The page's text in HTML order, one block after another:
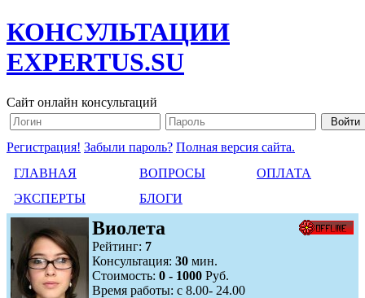
КОНСУЛЬТАЦИИ
EXPERTUS.SU
Сайт онлайн консультаций
Регистрация! Забыли пароль? Полная версия сайта.
ГЛАВНАЯ
ВОПРОСЫ
ОПЛАТА
ЭКСПЕРТЫ
БЛОГИ
Виолета
Рейтинг: 7
Консультация: 30 мин.
Стоимость: 0 - 1000 Руб.
Время работы: с 8.00- 24.00